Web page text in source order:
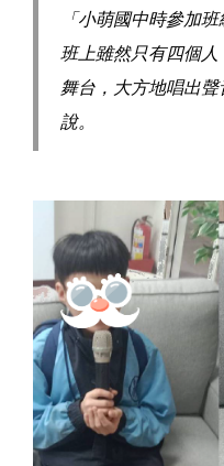
「小萌國中時參加
班上雖然只有四個
舞台，大方地唱出
說。